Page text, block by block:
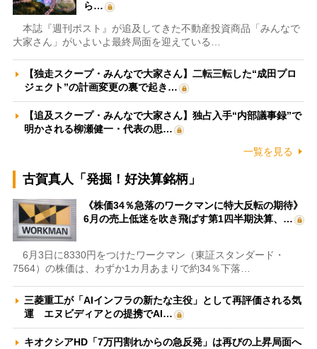
ら…
本誌『週刊ポスト』が追及してきた不動産投資商品「みんなで
大家さん」がいよいよ最終局面を迎えている…
【独走スクープ・みんなで大家さん】二転三転した“成田プロ
ジェクト”の計画変更の裏で起き…
【追及スクープ・みんなで大家さん】独占入手“内部議事録”で
明かされる柳瀬健一・代表の思…
一覧を見る
古賀真人「発掘！好決算銘柄」
《株価34％急落のワークマンに特大反転の期待》
6月の売上低迷を吹き飛ばす第1四半期決算、…
6月3日に8330円をつけたワークマン（東証スタンダード・
7564）の株価は、わずか1カ月あまりで約34％下落…
三菱重工が「AIインフラの新たな主役」として再評価される気
運 エヌビディアとの提携でAI…
キオクシアHD「7万円割れからの急反発」は再びの上昇局面へ